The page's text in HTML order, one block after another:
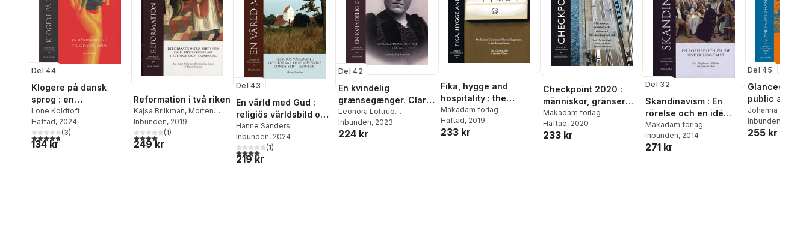
Del 44
Klogere på dansk
sprog : en
håndsrækning til
svensktalende
Lone Koldtoft
Häftad, 2024
4,7utav 5 stjärnor. Totalt antal röster:
(3)
134 kr
Reformation i två riken
Kajsa Brilkman, Morten
Fink-Jensen,Hanne
Sanders
Inbunden, 2019
4,0utav 5 stjärnor. Totalt antal röster:
(1)
249 kr
Del 43
En värld med Gud :
religiös världsbild och
kyrka i dansk-svenska
Lunds stift 1650-1720
Hanne Sanders
Inbunden, 2024
4,0utav 5 stjärnor. Totalt antal röster:
(1)
219 kr
Del 42
En kvindelig
grænsegænger. Clara
Lachmanns stiftelse i
100 år
Leonora Lottrup
Rasmussen
Inbunden, 2023
224 kr
Fika, hygge and
hospitality : the
cultural complexity of
service organisation
in the Öresund region
Makadam förlag
Häftad, 2019
233 kr
Checkpoint 2020 :
människor, gränser
och visioner i
Öresundsbrons tid
Makadam förlag
Häftad, 2020
233 kr
Del 32
Skandinavism : En
rörelse och en idé
under 1800-talet
Makadam förlag
Inbunden, 2014
271 kr
Del 45
Glances and
public art : a
monuments
space in the
Johanna Rivano
Rikke Lie
Dam Christensen
Inbunden
255 kr